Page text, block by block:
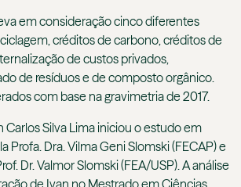
em consideração cinco diferentes
créditos de carbono, créditos de
de custos privados,
de resíduos e de composto orgânico.
com base na gravimetria de 2017.
Carlos Silva Lima iniciou o estudo em
Profa. Dra. Vilma GeniSlomski(FECAP) e
Dr.ValmorSlomski(FEA/USP). A análise